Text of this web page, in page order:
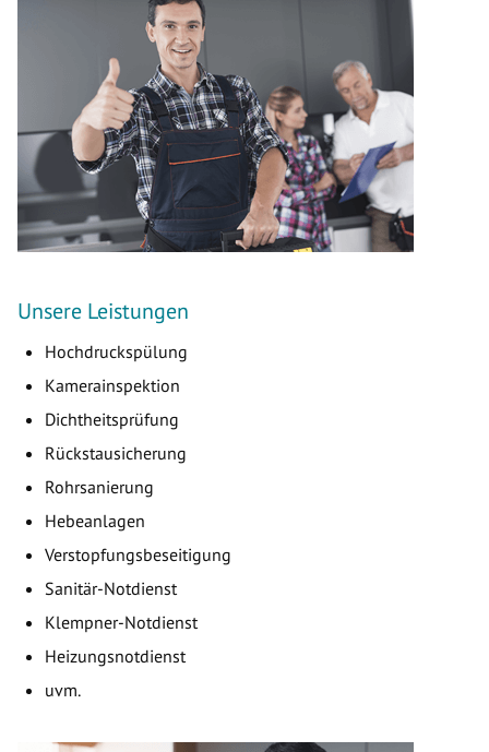
Unsere Leistungen
Hochdruckspülung
Kamerainspektion
Dichtheitsprüfung
Rückstausicherung
Rohrsanierung
Hebeanlagen
Verstopfungsbeseitigung
Sanitär-Notdienst
Klempner-Notdienst
Heizungsnotdienst
uvm.